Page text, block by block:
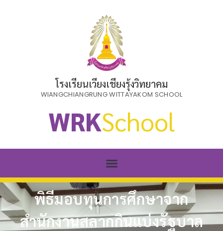
โรงเรียนเวียงเชียงรุ้งวิทยาคม
WIANGCHIANGRUNG WITTAYAKOM SCHOOL
WRKSchool
พิธีมอบทุนการศึกษาจาก
สำนักงานสลากกินแบ่งรัฐบาล